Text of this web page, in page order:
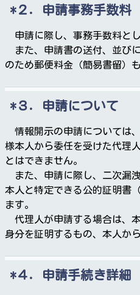
２．申請事務手数料
申請に際し、事務手数料とし
また、申請書の送付、並び
のため郵便料金（簡易書留）
３．申請について
情報開示の申請については
様本人から委任を受けた代理
とはできません。
また、申請に際し、二次漏
本人と特定できる公的証明書
ます。
代理人が申請する場合は、
身分を証明するもの、本人か
４．申請手続き詳細